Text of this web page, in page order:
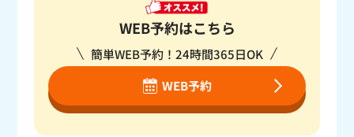
WEB予約はこちら
簡単WEB予約！24時間365日OK
WEB予約